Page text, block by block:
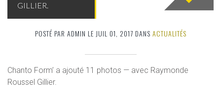
GILLIER.
POSTÉ PAR ADMIN LE JUIL 01, 2017 DANS ACTUALITÉS
Chanto Form’ a ajouté 11 photos — avec Raymonde
Roussel Gillier.